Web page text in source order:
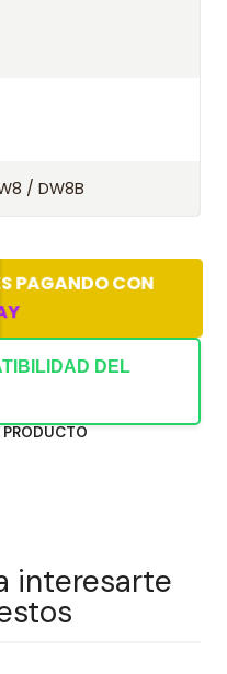
/ DW8B
PAGANDO CON
DEL
PRODUCTO
interesarte